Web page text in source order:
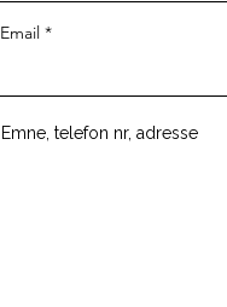
Email
Emne, telefon nr, adresse